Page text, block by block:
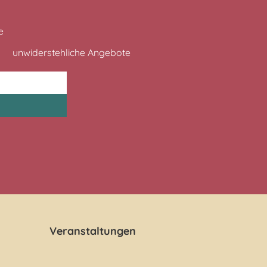
unwiderstehliche Angebote
Veranstaltungen